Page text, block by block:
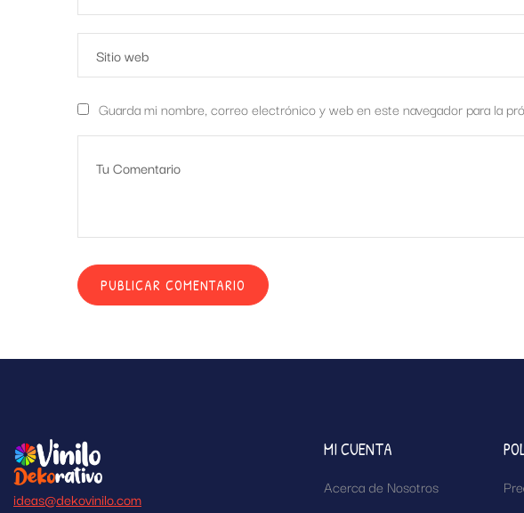
Guarda mi nombre, correo electrónico y web en este navegador para la
ideas@dekovinilo.com
MI CUENTA
Acerca de Nosotros